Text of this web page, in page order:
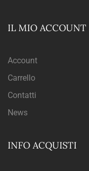
IL MIO ACCOUNT
Account
Carrello
Contatti
News
INFO ACQUISTI